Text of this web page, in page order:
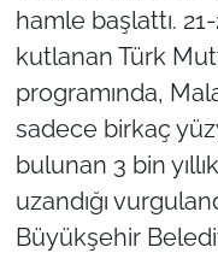
hamle başlattı.
kutlanan Türk
programında,
sadece birkaç
bulunan 3 bin
uzandığı
Büyükşehir